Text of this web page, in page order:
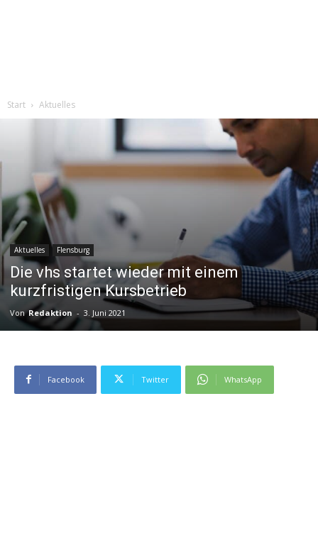
Start Aktuelles
Aktuelles Flensburg
Die vhs startet wieder mit einem
kurzfristigen Kursbetrieb
Von Redaktion - 3. Juni 2021
Facebook Twitter WhatsApp